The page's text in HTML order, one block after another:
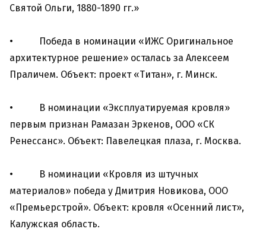
Святой Ольги, 1880-1890 гг.»
• Победа в номинации «ИЖС Оригинальное
архитектурное решение» осталась за Алексеем
Праличем. Объект: проект «Титан», г. Минск.
• В номинации «Эксплуатируемая кровля»
первым признан Рамазан Эркенов, ООО «СК
Ренессанс». Объект: Павелецкая плаза, г. Москва.
• В номинации «Кровля из штучных
материалов» победа у Дмитрия Новикова, ООО
«Премьерстрой». Объект: кровля «Осенний лист»,
Калужская область.